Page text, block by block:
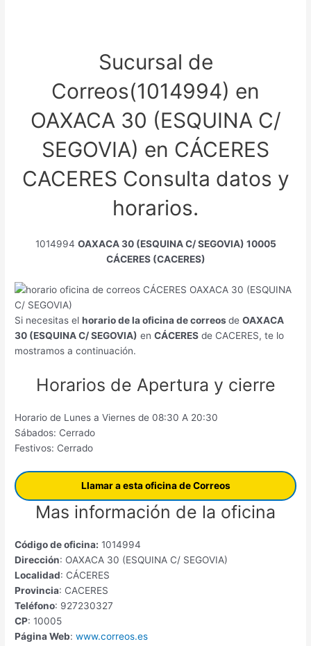
Sucursal de
Correos(1014994) en
OAXACA 30 (ESQUINA C/
SEGOVIA) en CÁCERES
CACERES Consulta datos y
horarios.
1014994 OAXACA 30 (ESQUINA C/ SEGOVIA) 10005
CÁCERES (CACERES)
Si necesitas elhorario de la oficina de correosdeOAXACA
30 (ESQUINA C/ SEGOVIA) enCÁCERES de CACERES, te lo
mostramos a continuación.
Horarios de Apertura y cierre
Horario de Lunes a Viernes de 08:30 A 20:30
Sábados: Cerrado
Festivos: Cerrado
Llamar a esta oficina de Correos
Mas información de la oficina
Código de oficina: 1014994
Dirección: OAXACA 30 (ESQUINA C/ SEGOVIA)
Localidad: CÁCERES
Provincia: CACERES
Teléfono: 927230327
CP: 10005
Página Web: www.correos.es